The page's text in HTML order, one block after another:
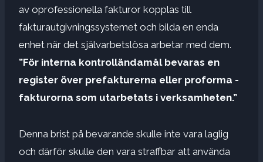
av oprofessionella fakturor kopplas till
fakturautgivningssystemet och bilda en enda
enhet när det självarbetslösa arbetar med dem.
”För interna kontrolländamål bevaras en
register över prefakturerna eller proforma -
fakturorna som utarbetats i verksamheten.”
Denna brist på bevarande skulle inte vara laglig
och därför skulle den vara straffbar att använda